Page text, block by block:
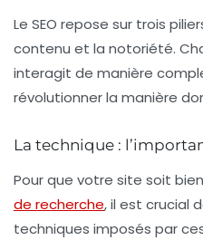
Le SEO repose sur trois
contenu et la notoriété.
interagit de manière
révolutionner la manière
La technique :
Pour que votre site soit
de recherche, il est crucial
techniques imposés par